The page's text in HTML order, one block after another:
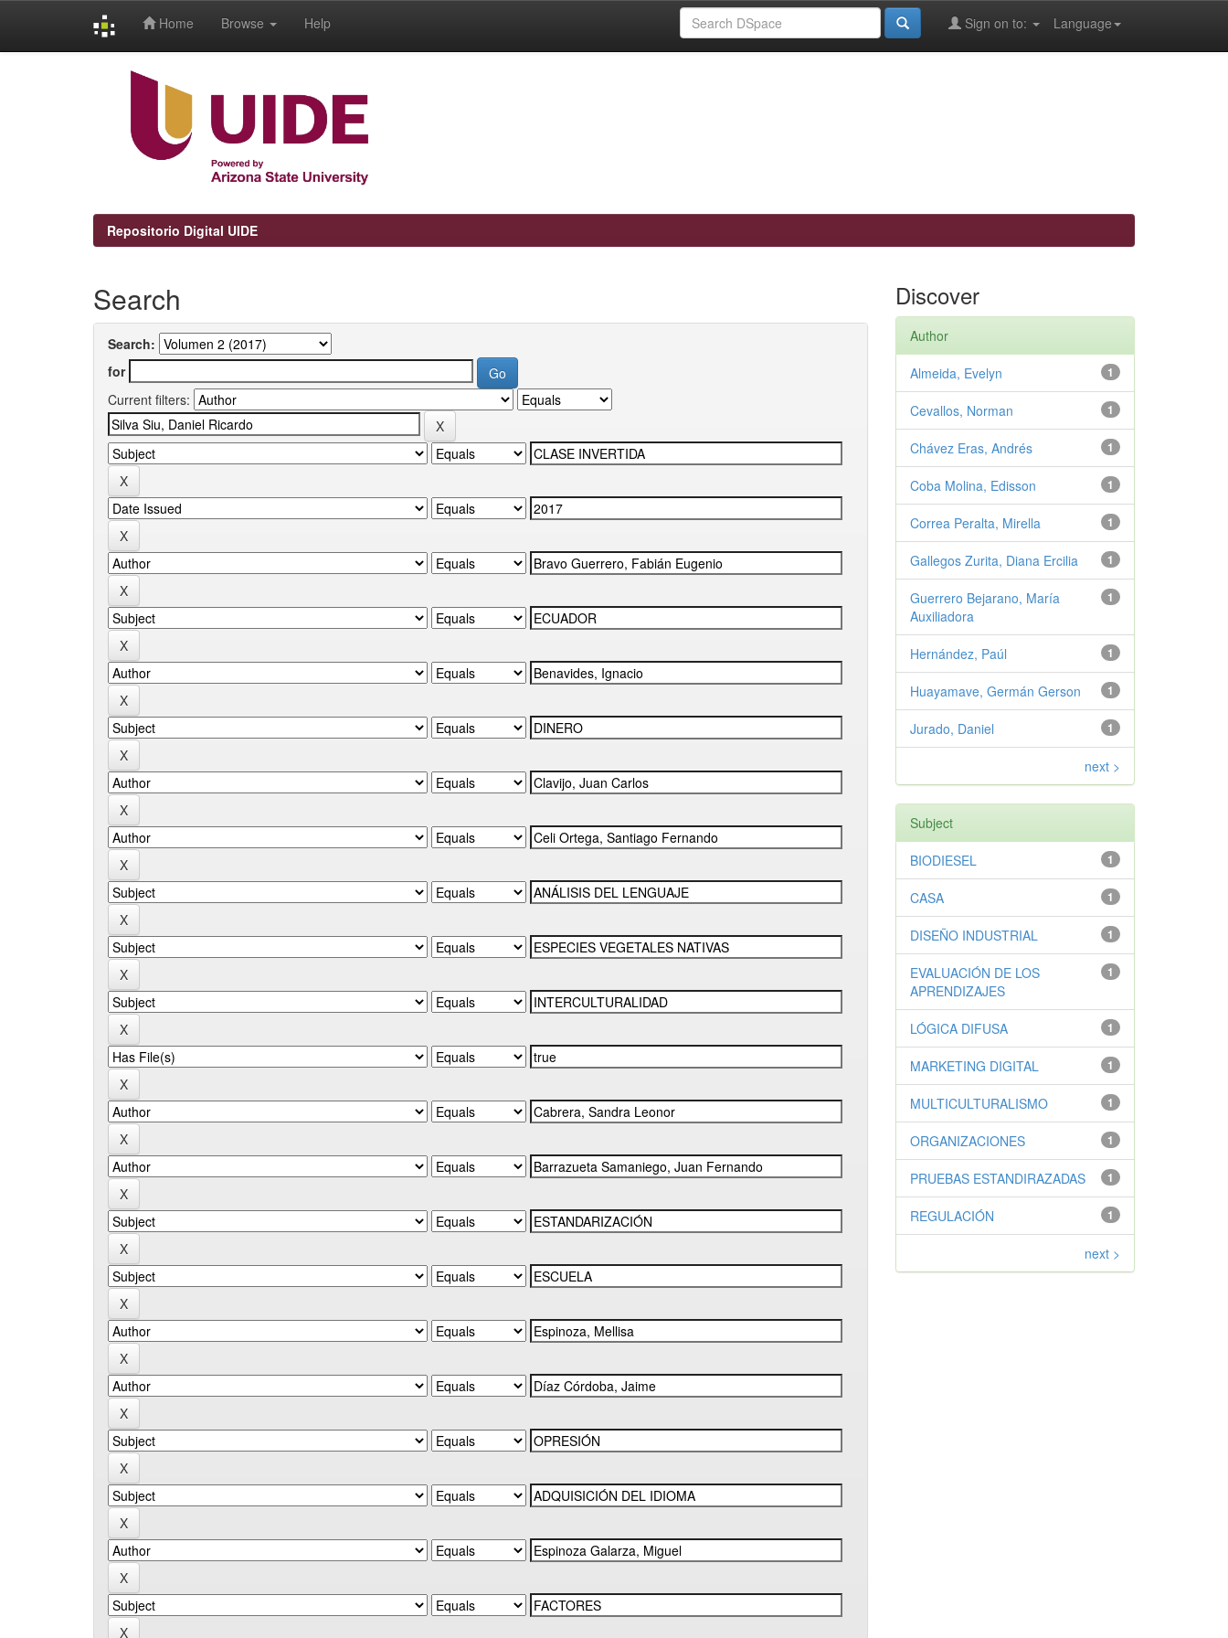
Home Browse Help Language
Sign on to:
Repositorio Digital UIDE
Search
Search:
for
Current filters:
Discover
Author
1
Almeida, Evelyn
1
Cevallos, Norman
1
Chávez Eras, Andrés
1
Coba Molina, Edisson
1
Correa Peralta, Mirella
1
Gallegos Zurita, Diana Ercilia
1
Guerrero Bejarano, María
Auxiliadora
1
Hernández, Paúl
1
Huayamave, Germán Gerson
1
Jurado, Daniel
next >
Subject
1
BIODIESEL
1
CASA
1
DISEÑO INDUSTRIAL
1
EVALUACIÓN DE LOS
APRENDIZAJES
1
LÓGICA DIFUSA
1
MARKETING DIGITAL
1
MULTICULTURALISMO
1
ORGANIZACIONES
1
PRUEBAS ESTANDIRAZADAS
1
REGULACIÓN
next >